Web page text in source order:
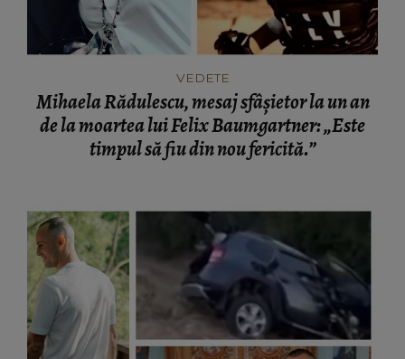
VEDETE
Mihaela Rădulescu, mesaj sfâșietor la un an
de la moartea lui Felix Baumgartner: „Este
timpul să fiu din nou fericită.”